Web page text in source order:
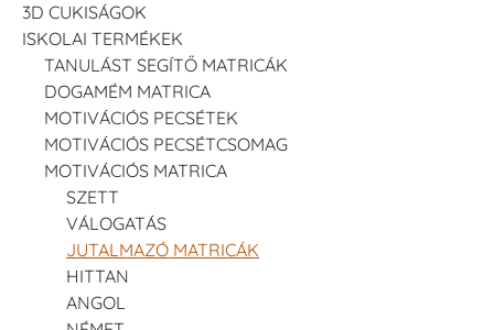
3D CUKISÁGOK
ISKOLAI TERMÉKEK
TANULÁST SEGÍTŐ MATRICÁK
DOGAMÉM MATRICA
MOTIVÁCIÓS PECSÉTEK
MOTIVÁCIÓS PECSÉTCSOMAG
MOTIVÁCIÓS MATRICA
SZETT
VÁLOGATÁS
JUTALMAZÓ MATRICÁK
HITTAN
ANGOL